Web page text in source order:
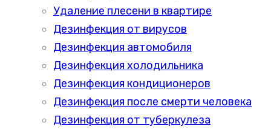
Удаление плесени в квартире
Дезинфекция от вирусов
Дезинфекция автомобиля
Дезинфекция холодильника
Дезинфекция кондиционеров
Дезинфекция после смерти человека
Дезинфекция от туберкулеза